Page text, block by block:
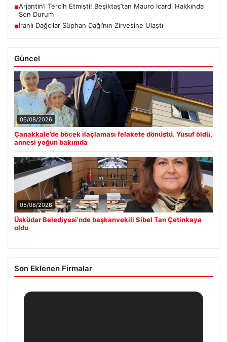
■Arjantin’i Tercih Etmişti! Beşiktaş’tan Mauro Icardi Hakkında
Son Durum
■İranlı Dağcılar Süphan Dağı’nın Zirvesine Ulaştı
Güncel
06/08/2026
Çanakkale’de böcek ilaçlaması felakete dönüştü. Yusuf öldü,
annesi yoğun bakımda
05/08/2026
Üsküdar Belediyesi’nde başkanvekili Sibel Tan Çetinkaya
oldu
Son Eklenen Firmalar